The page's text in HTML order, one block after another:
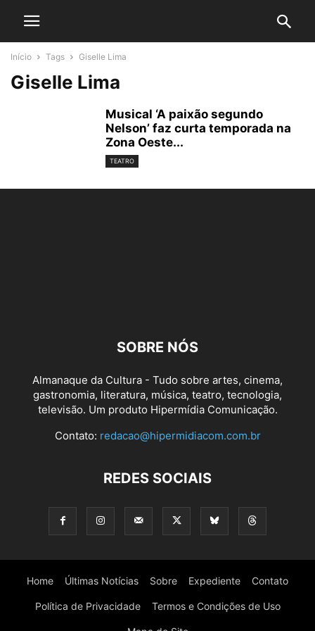
Início Tags Giselle Lima
Giselle Lima
Musical ‘A paixão segundo
Nelson’ faz curta temporada na
Zona Oeste...
TEATRO
SOBRE NÓS
Almanaque da Cultura - Tudo sobre artes, cinema,
gastronomia, literatura, música, teatro, tecnologia,
televisão. Um produto Hipermídia Comunicação.
Contato: redacao@hipermidiacom.com.br
REDES SOCIAIS
Home Últimas Notícias Sobre Expediente Contato
Política de Privacidade Termos e Condições de Uso